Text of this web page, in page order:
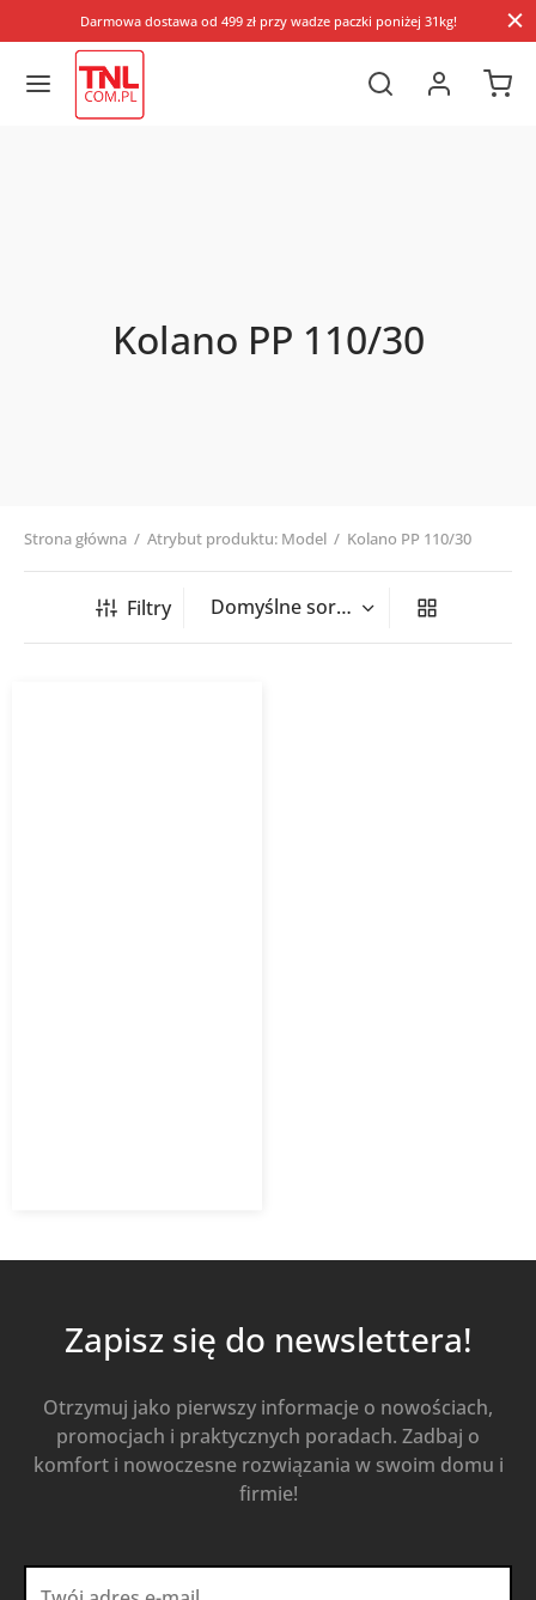
Darmowa dostawa od 499 zł przy wadze paczki poniżej 31kg!
Kolano PP 110/30
Strona główna / Atrybut produktu: Model / Kolano PP 110/30
Filtry
Zapisz się do newslettera!
Otrzymuj jako pierwszy informacje o nowościach,
promocjach i praktycznych poradach. Zadbaj o
komfort i nowoczesne rozwiązania w swoim domu i
firmie!